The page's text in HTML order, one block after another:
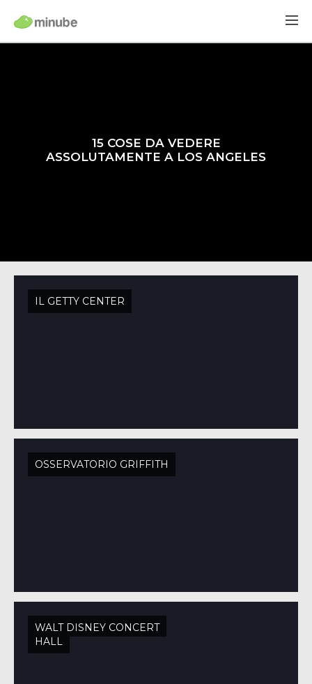
15 COSE DA VEDERE
ASSOLUTAMENTE A LOS ANGELES
IL GETTY CENTER
OSSERVATORIO GRIFFITH
WALT DISNEY CONCERT
HALL